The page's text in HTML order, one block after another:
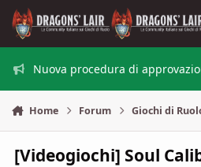
Vai al contenuto
Nuova procedura di
Home Forum Giochi di
[Videogiochi] Soul